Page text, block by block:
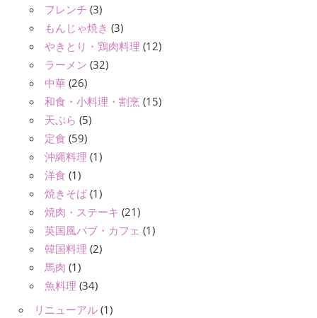
フレンチ (3)
もんじゃ焼き (3)
やきとり・鶏肉料理 (12)
ラーメン (32)
中華 (26)
和食・小料理・割烹 (15)
天ぷら (5)
定食 (59)
沖縄料理 (1)
洋食 (1)
焼きそば (1)
焼肉・ステーキ (21)
英国風パブ・カフェ (1)
韓国料理 (2)
馬肉 (1)
魚料理 (34)
リニューアル (1)